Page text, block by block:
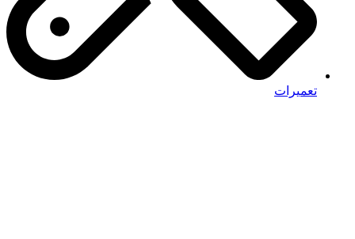
تعمیرات